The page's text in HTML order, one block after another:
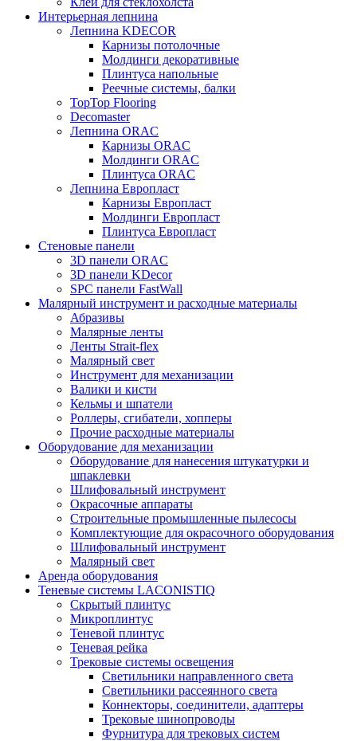
Интерьерная лепнина
Лепнина KDECOR
Карнизы потолочные
Молдинги декоративные
Плинтуса напольные
Реечные системы, балки
TopTop Flooring
Decomaster
Лепнина ORAC
Карнизы ORAC
Молдинги ORAC
Плинтуса ORAC
Лепнина Европласт
Карнизы Европласт
Молдинги Европласт
Плинтуса Европласт
Стеновые панели
3D панели ORAC
3D панели KDecor
SPC панели FastWall
Малярный инструмент и расходные материалы
Абразивы
Малярные ленты
Ленты Strait-flex
Малярный свет
Инструмент для механизации
Валики и кисти
Кельмы и шпатели
Роллеры, сгибатели, хопперы
Прочие расходные материалы
Оборудование для механизации
Оборудование для нанесения штукатурки и
шпаклевки
Шлифовальный инструмент
Окрасочные аппараты
Строительные промышленные пылесосы
Комплектующие для окрасочного оборудования
Шлифовальный инструмент
Малярный свет
Аренда оборудования
Теневые системы LACONISTIQ
Скрытый плинтус
Микроплинтус
Теневой плинтус
Теневая рейка
Трековые системы освещения
Светильники направленного света
Светильники рассеянного света
Коннекторы, соединители, адаптеры
Трековые шинопроводы
Фурнитура для трековых систем